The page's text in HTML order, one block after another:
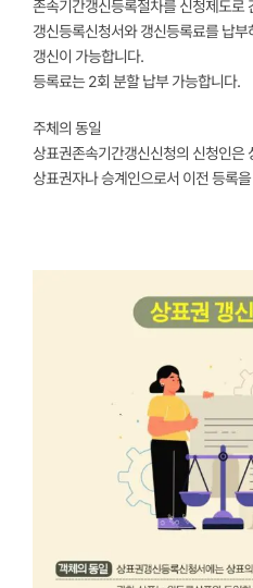
존속기간갱신등록절차를 신청제도로
갱신등록신청서와 갱신등록료를 납
갱신이 가능합니다.
등록료는 2회 분할 납부 가능합니다.
주체의 동일
상표권존속기간갱신신청의 신청인은
상표권자나 승계인으로서 이전 등록